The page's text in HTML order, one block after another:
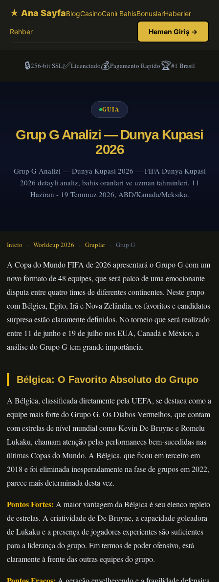
★ Ana SayfaBlogCasinoCanlı BahisBonuslarHaberler
Rehber Hemen Giriş →
🔒256-bit SSL✅Licenciado💰Pagamento Rapido🏆#1 Brasil
GUIA
Grup G Analizi — Dunya Kupasi
2026
Grup G Analizi — Dunya Kupasi 2026 — FIFA Dunya Kupasi
2026 detayli analiz, bahis oranlari ve uzman tahminleri. 11
Haziran - 19 Temmuz 2026, ABD/Kanada/Meksika.
Inicio › Worldcup 2026 › Gruplar › Grup G
A Copa do Mundo FIFA de 2026 apresentará o Grupo G com um
novo formato de 48 equipes, que será palco de uma emocionante
disputa entre quatro times de diferentes continentes. Neste grupo
com Bélgica, Egito, Irã e Nova Zelândia, os favoritos e candidatos
surpresa estão claramente definidos. No torneio que será realizado
entre 11 de junho e 19 de julho nos EUA, Canadá e México, a
análise do Grupo G tem grande importância.
Bélgica: O Favorito Absoluto do Grupo
A Bélgica, classificada diretamente pela UEFA, se destaca como a
equipe mais forte do Grupo G. Os Diabos Vermelhos, que contam
com estrelas de nível mundial como Kevin De Bruyne e Romelu
Lukaku, chamam atenção pelas performances bem-sucedidas nas
últimas Copas do Mundo. A Bélgica, que ficou em terceiro em
2018 e foi eliminada inesperadamente na fase de grupos em 2022,
parece mais determinada desta vez.
Pontos Fortes: A maior vantagem da Bélgica é seu elenco repleto
de estrelas. A criatividade de De Bruyne, a capacidade goleadora
de Lukaku e a presença de jogadores experientes são suficientes
para a liderança do grupo. Em termos de poder ofensivo, está
claramente à frente das outras equipes do grupo.